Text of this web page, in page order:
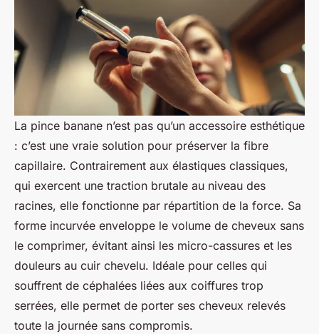
La pince banane n’est pas qu’un accessoire esthétique
: c’est une vraie solution pour préserver la fibre
capillaire. Contrairement aux élastiques classiques,
qui exercent une traction brutale au niveau des
racines, elle fonctionne par répartition de la force. Sa
forme incurvée enveloppe le volume de cheveux sans
le comprimer, évitant ainsi les micro-cassures et les
douleurs au cuir chevelu. Idéale pour celles qui
souffrent de céphalées liées aux coiffures trop
serrées, elle permet de porter ses cheveux relevés
toute la journée sans compromis.